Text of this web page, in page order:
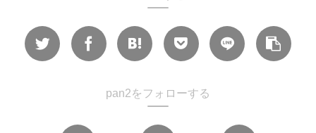
pan2をフォローする